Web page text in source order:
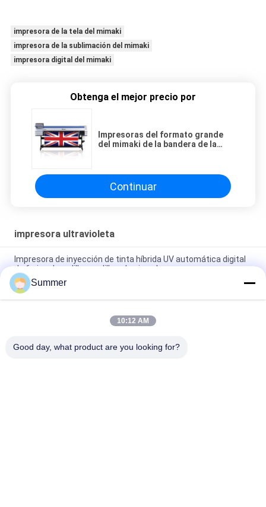
impresora de la tela del mimaki
impresora de la sublimación del mimaki
impresora digital del mimaki
Obtenga el mejor precio por
Impresoras del formato grande
del mimaki de la bandera de la
Continuar
impresora ultravioleta
Impresora de inyección de tinta híbrida UV automática digital
de 6 pies de rodillo a rodillo y de piso plano
Impresora híbrida UV para carteles publicitarios Decoraciones
electrónicas Materiales artesanales
Máquina de impresión de carteles de alta calidad digital de
Summer
10:12 AM
Good day, what product are you looking for?